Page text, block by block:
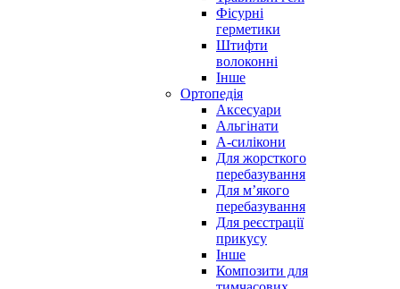
Фісурні
герметики
Штифти
волоконні
Інше
Ортопедія
Аксесуари
Альгінати
А-силікони
Для жорсткого
перебазування
Для м’якого
перебазування
Для реєстрації
прикусу
Інше
Композити для